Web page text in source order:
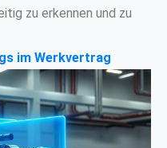
zu erkennen und zu
im Werkvertrag